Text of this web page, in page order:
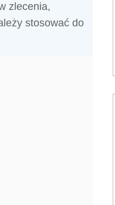
zlecenia,
stosować do